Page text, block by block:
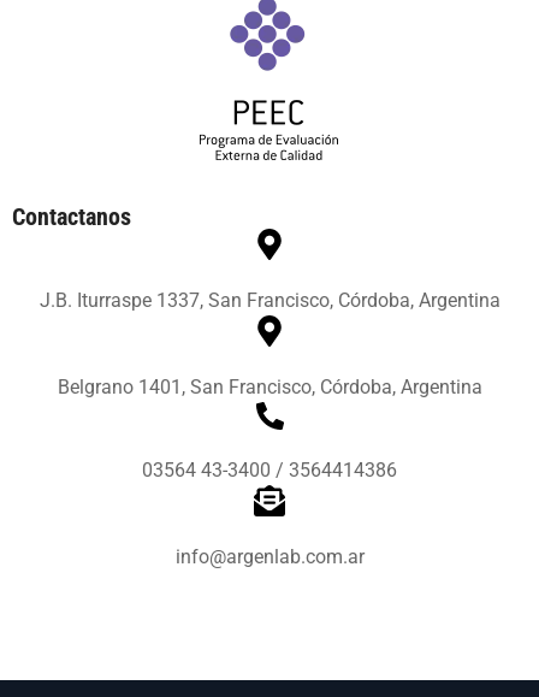
Contactanos
J.B. Iturraspe 1337, San Francisco, Córdoba, Argentina
Belgrano 1401, San Francisco, Córdoba, Argentina
03564 43-3400 / 3564414386
info@argenlab.com.ar